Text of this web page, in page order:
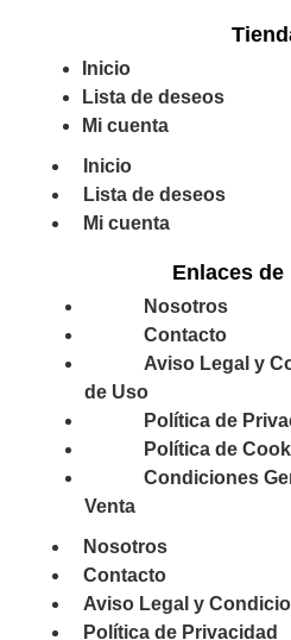
Inicio
Lista de deseos
Mi cuenta
Inicio
Lista de deseos
Mi cuenta
Enlaces de
Nosotros
Contacto
Aviso Legal y
de Uso
Política de
Política de
Condiciones
Venta
Nosotros
Contacto
Aviso Legal y
Política de Privacidad